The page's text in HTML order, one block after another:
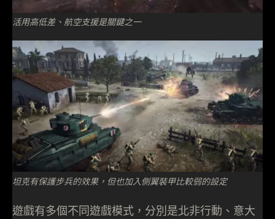
活用高低差、航空支援是關鍵之一
坦克有保護步兵的效果，但也加入側翼裝甲比較弱的設定
遊戲有多個不同遊戲模式，分別是北非行動、意大